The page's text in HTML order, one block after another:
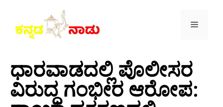
ಧಾರವಾಡದಲ್ಲಿ ಪೊಲೀಸರ
ವಿರುದ್ಧ ಗಂಭೀರ ಆರೋಪ: